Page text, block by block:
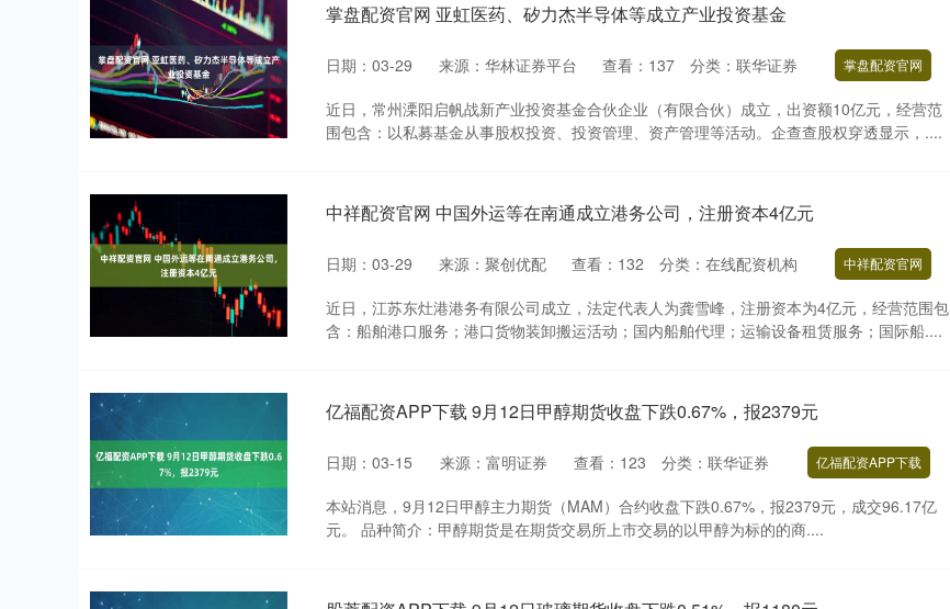
掌盘配资官网 亚虹医药、矽力杰半导体等成立产业投资基金
日期：03-29 来源：华林证券平台 查看： 137 分类： 联华证券 掌盘配资官网
近日，常州溧阳启帆战新产业投资基金合伙企业（有限合伙）成立，出资额10亿元，经营范
围包含：以私募基金从事股权投资、投资管理、资产管理等活动。企查查股权穿透显示，....
中祥配资官网 中国外运等在南通成立港务公司，注册资本4亿元
日期：03-29 来源：聚创优配 查看： 132 分类： 在线配资机构 中祥配资官网
近日，江苏东灶港港务有限公司成立，法定代表人为龚雪峰，注册资本为4亿元，经营范围包
含：船舶港口服务；港口货物装卸搬运活动；国内船舶代理；运输设备租赁服务；国际船....
亿福配资APP下载 9月12日甲醇期货收盘下跌0.67%，报2379元
日期：03-15 来源：富明证券 查看： 123 分类： 联华证券 亿福配资APP下载
本站消息，9月12日甲醇主力期货（MAM）合约收盘下跌0.67%，报2379元，成交96.17亿
元。 品种简介：甲醇期货是在期货交易所上市交易的以甲醇为标的的商....